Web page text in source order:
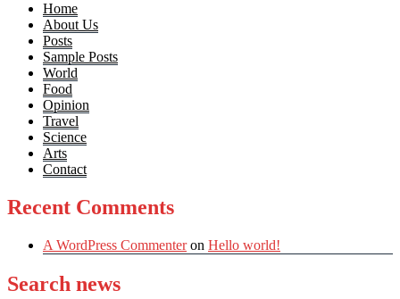
Home
About Us
Posts
Sample Posts
World
Food
Opinion
Travel
Science
Arts
Contact
Recent Comments
A WordPress Commenteron Hello world!
Search news